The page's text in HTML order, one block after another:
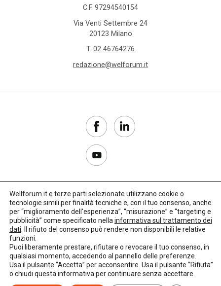
C.F. 97294540154
Via Venti Settembre 24
20123 Milano
T. 02 46764276
redazione@welforum.it
Copyright 2017–2026
Privacy Policy
Credits: LO Studio
Wellforum.it e terze parti selezionate utilizzano cookie o
tecnologie simili per finalità tecniche e, con il tuo consenso, anche
per “miglioramento dell'esperienza”, “misurazione” e “targeting e
pubblicità” come specificato nella informativa sul trattamento dei
dati . Il rifiuto del consenso può rendere non disponibili le relative
funzioni.
Puoi liberamente prestare, rifiutare o revocare il tuo consenso, in
qualsiasi momento, accedendo al pannello delle preferenze.
Usa il pulsante “Accetta” per acconsentire. Usa il pulsante “Rifiuta”
o chiudi questa informativa per continuare senza accettare.